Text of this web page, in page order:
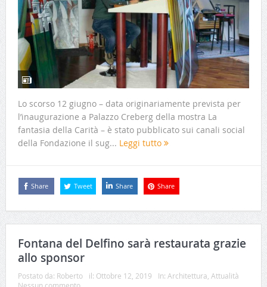
Lo scorso 12 giugno – data originariamente prevista per
l’inaugurazione a Palazzo Creberg della mostra La
fantasia della Carità – è stato pubblicato sui canali social
della Fondazione il sug... Leggi tutto
Share Tweet Share Share
Fontana del Delfino sarà restaurata grazie
allo sponsor
Postato da: Roberto il: Ottobre 12, 2019 In: Architettura, Attualità